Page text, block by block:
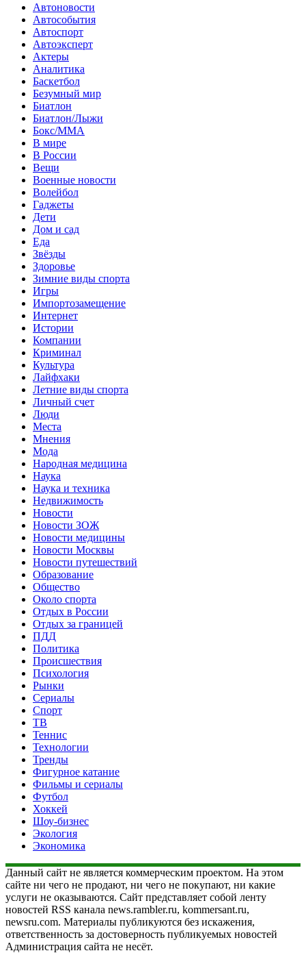
Автоновости
Автособытия
Автоспорт
Автоэксперт
Актеры
Аналитика
Баскетбол
Безумный мир
Биатлон
Биатлон/Лыжи
Бокс/MMA
В мире
В России
Вещи
Военные новости
Волейбол
Гаджеты
Дети
Дом и сад
Еда
Звёзды
Здоровье
Зимние виды спорта
Игры
Импортозамещение
Интернет
Истории
Компании
Криминал
Культура
Лайфхаки
Летние виды спорта
Личный счет
Люди
Места
Мнения
Мода
Народная медицина
Наука
Наука и техника
Недвижимость
Новости
Новости ЗОЖ
Новости медицины
Новости Москвы
Новости путешествий
Образование
Общество
Около спорта
Отдых в России
Отдых за границей
ПДД
Политика
Происшествия
Психология
Рынки
Сериалы
Спорт
ТВ
Теннис
Технологии
Тренды
Фигурное катание
Фильмы и сериалы
Футбол
Хоккей
Шоу-бизнес
Экология
Экономика
Данный сайт не является коммерческим проектом. На этом
сайте ни чего не продают, ни чего не покупают, ни какие
услуги не оказываются. Сайт представляет собой ленту
новостей RSS канала news.rambler.ru, kommersant.ru,
newsru.com. Материалы публикуются без искажения,
ответственность за достоверность публикуемых новостей
Администрация сайта не несёт.